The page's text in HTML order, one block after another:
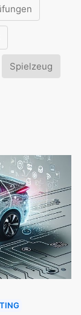
Spielzeug